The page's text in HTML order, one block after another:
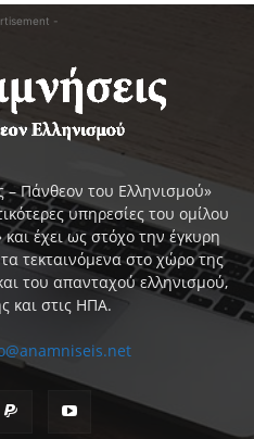
-
– Πάνθεον του Ελληνισμού»
υπηρεσίες του ομίλου
έχει ως στόχο την έγκυρη
τεκταινόμενα στο χώρο της
του απανταχού ελληνισμού,
και στις ΗΠΑ.